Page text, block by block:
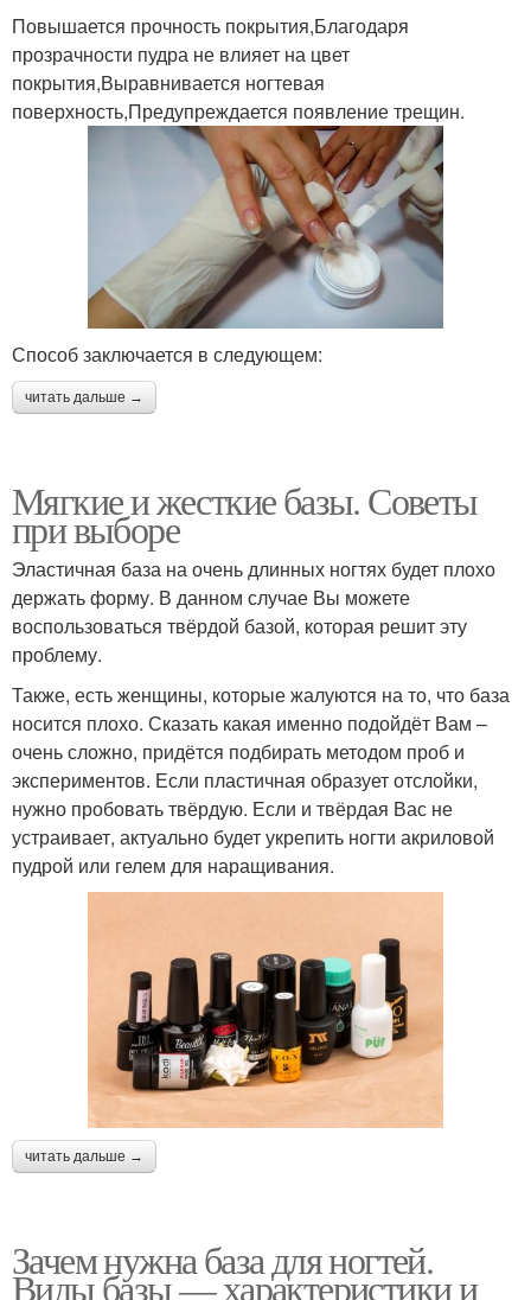
Повышается прочность покрытия,Благодаря
прозрачности пудра не влияет на цвет
покрытия,Выравнивается ногтевая
поверхность,Предупреждается появление трещин.
Способ заключается в следующем:
читать дальше →
Мягкие и жесткие базы. Советы
при выборе
Эластичная база на очень длинных ногтях будет плохо
держать форму. В данном случае Вы можете
воспользоваться твёрдой базой, которая решит эту
проблему.
Также, есть женщины, которые жалуются на то, что база
носится плохо. Сказать какая именно подойдёт Вам –
очень сложно, придётся подбирать методом проб и
экспериментов. Если пластичная образует отслойки,
нужно пробовать твёрдую. Если и твёрдая Вас не
устраивает, актуально будет укрепить ногти акриловой
пудрой или гелем для наращивания.
читать дальше →
Зачем нужна база для ногтей.
Виды базы — характеристики и